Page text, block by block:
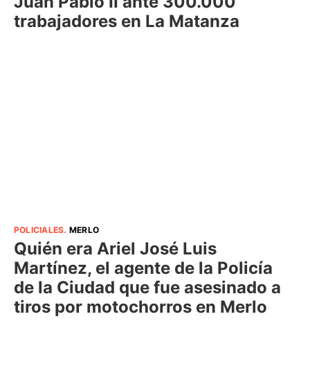
trabajadores en La Matanza
POLICIALES. MERLO
Quién era Ariel José Luis
Martínez, el agente de la Policía
de la Ciudad que fue asesinado a
tiros por motochorros en Merlo